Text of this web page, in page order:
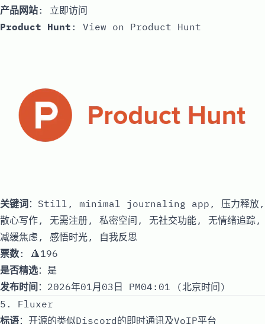
产品网站: 立即访问
Product Hunt : View on Product Hunt
关键词 ：Still, minimal journaling app, 压力释放,
散心写作, 无需注册, 私密空间, 无社交功能, 无情绪追踪,
减缓焦虑, 感悟时光, 自我反思
票数: 🔺196
是否精选：是
发布时间 ：2026年01月03日 PM04:01 (北京时间)
5. Fluxer
标语：开源的类似Discord的即时通讯及VoIP平台